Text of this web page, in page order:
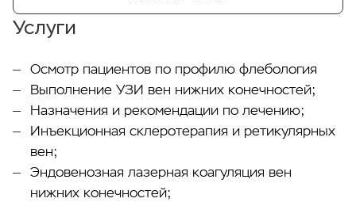
Услуги
Осмотр пациентов по профилю флебология
Выполнение УЗИ вен нижних конечностей;
Назначения и рекомендации по лечению;
Инъекционная склеротерапия и ретикулярных
вен;
Эндовенозная лазерная коагуляция вен
нижних конечностей;